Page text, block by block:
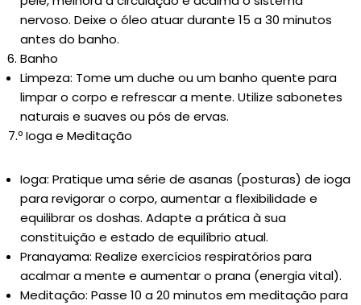
nervoso. Deixe o óleo atuar durante 15 a 30 minutos
antes do banho.
Banho
Limpeza: Tome um duche ou um banho quente para
limpar o corpo e refrescar a mente. Utilize sabonetes
naturais e suaves ou pós de ervas.
7.º Ioga e Meditação
Ioga: Pratique uma série de asanas (posturas) de ioga
para revigorar o corpo, aumentar a flexibilidade e
equilibrar os doshas. Adapte a prática à sua
constituição e estado de equilíbrio atual.
Pranayama: Realize exercícios respiratórios para
acalmar a mente e aumentar o prana (energia vital).
Meditação: Passe 10 a 20 minutos em meditação para